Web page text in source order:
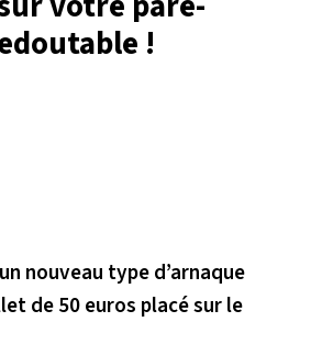
!
nouveau type d’arnaque
de 50 euros placé sur le